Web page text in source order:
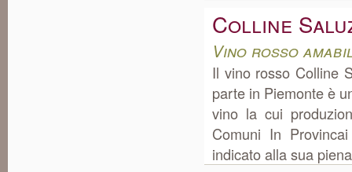
Colline
Vino rosso
Il vino rosso Colline
parte in Piemonte è
vino la cui
Comuni In
indicato alla sua